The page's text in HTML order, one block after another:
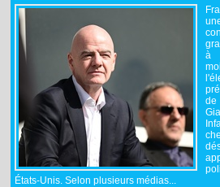
à
États-Unis. Selon plusieurs médias...